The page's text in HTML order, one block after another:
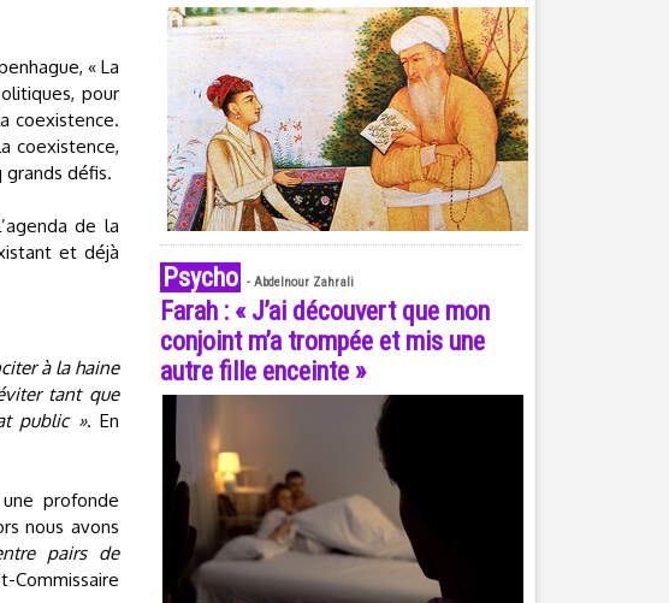
« La
pour
coexistence.
coexistence,
grands défis.
de la
et déjà
à la haine
tant que
public ». En
profonde
nous avons
pairs de
Commissaire
Psycho - Abdelnour Zahrali
Farah : « J’ai découvert que mon
conjoint m’a trompée et mis une
autre fille enceinte »